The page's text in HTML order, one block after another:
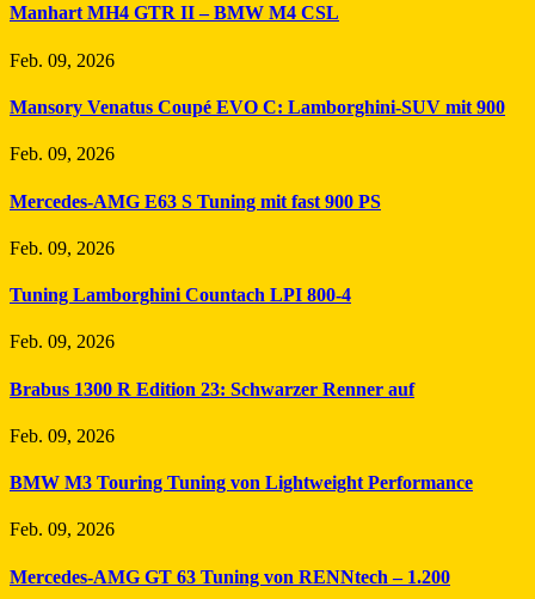
Manhart MH4 GTR II – BMW M4 CSL
Feb. 09, 2026
Mansory Venatus Coupé EVO C: Lamborghini-SUV mit 900
Feb. 09, 2026
Mercedes-AMG E63 S Tuning mit fast 900 PS
Feb. 09, 2026
Tuning Lamborghini Countach LPI 800-4
Feb. 09, 2026
Brabus 1300 R Edition 23: Schwarzer Renner auf
Feb. 09, 2026
BMW M3 Touring Tuning von Lightweight Performance
Feb. 09, 2026
Mercedes-AMG GT 63 Tuning von RENNtech – 1.200